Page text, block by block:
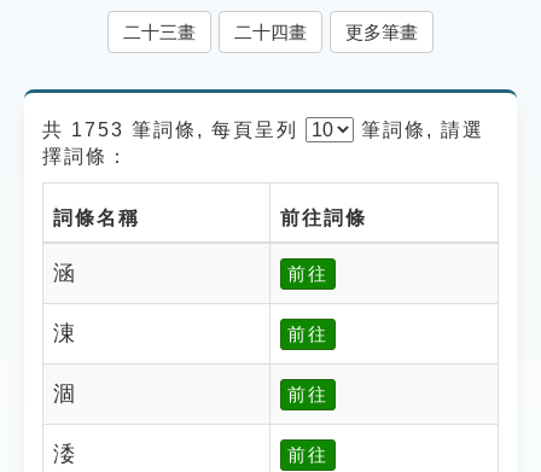
貓頭鷹博士
二十三畫 二十四畫 更多筆畫
共 1753 筆詞條, 每頁呈列 筆詞條, 請選
擇詞條：
詞條名稱 前往詞條
涵 前往
涷 前往
涸 前往
涹 前往